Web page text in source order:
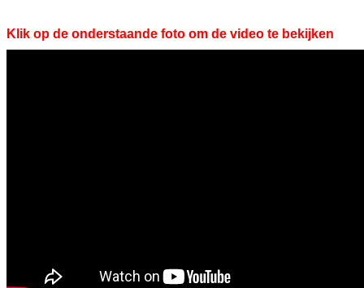
Klik op de onderstaande foto om de video te bekijken